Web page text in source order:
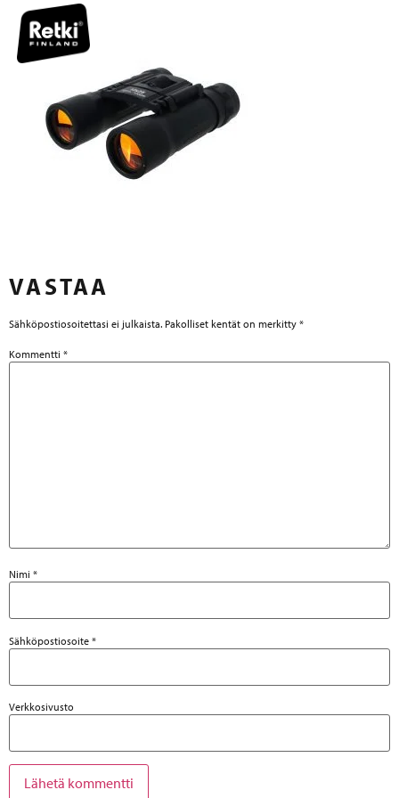
VASTAA
Sähköpostiosoitettasi ei julkaista. Pakolliset kentät on merkitty *
Kommentti *
Nimi *
Sähköpostiosoite *
Verkkosivusto